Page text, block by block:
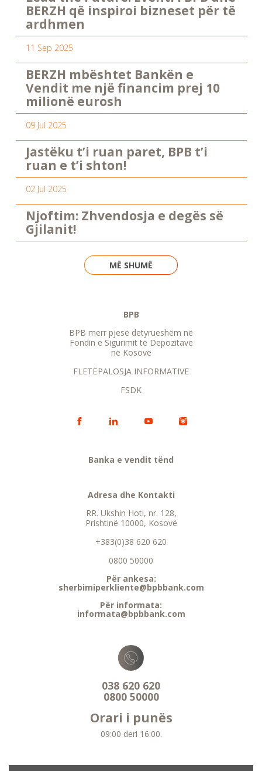
BERZH që inspiroi bizneset për të
ardhmen
11 Sep 2025
BERZH mbështet Bankën e
Vendit me një financim prej 10
milionë eurosh
09 Jul 2025
Jastëku t’i ruan paret, BPB t’i
ruan e t’i shton!
02 Jul 2025
Njoftim: Zhvendosja e degës së
Gjilanit!
MË SHUMË
BPB
BPB merr pjesë detyrueshëm në
Fondin e Sigurimit të Depozitave
në Kosovë
FLETËPALOSJA INFORMATIVE
FSDK
Banka e vendit tënd
Adresa dhe Kontakti
RR. Ukshin Hoti, nr. 128,
Prishtinë 10000, Kosovë
+383(0)38 620 620
0800 50000
Për ankesa:
sherbimiperkliente@bpbbank.com
Për informata:
informata@bpbbank.com
038 620 620
0800 50000
Orari i punës
09:00 deri 16:00.